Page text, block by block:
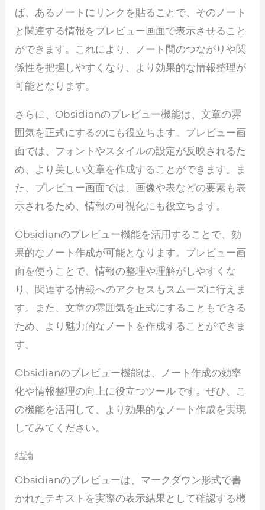
ば、あるノートにリンクを貼ることで、そのノート
と関連する情報をプレビュー画面で表示させること
ができます。これにより、ノート間のつながりや関
係性を把握しやすくなり、より効果的な情報整理が
可能となります。
さらに、Obsidianのプレビュー機能は、文章の雰
囲気を正式にするのにも役立ちます。プレビュー画
面では、フォントやスタイルの設定が反映されるた
め、より美しい文章を作成することができます。ま
た、プレビュー画面では、画像や表などの要素も表
示されるため、情報の可視化にも役立ちます。
Obsidianのプレビュー機能を活用することで、効
果的なノート作成が可能となります。プレビュー画
面を使うことで、情報の整理や理解がしやすくな
り、関連する情報へのアクセスもスムーズに行えま
す。また、文章の雰囲気を正式にすることもできる
ため、より魅力的なノートを作成することができま
す。
Obsidianのプレビュー機能は、ノート作成の効率
化や情報整理の向上に役立つツールです。ぜひ、こ
の機能を活用して、より効果的なノート作成を実現
してみてください。
結論
Obsidianのプレビューは、マークダウン形式で書
かれたテキストを実際の表示結果として確認する機